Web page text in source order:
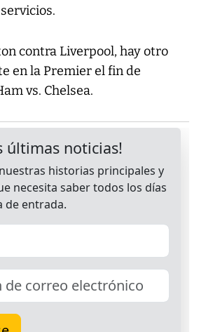
contra Liverpool, hay otro
en la Premier el fin de
vs. Chelsea.